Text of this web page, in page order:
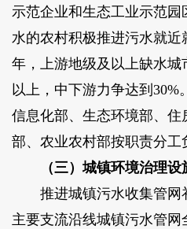
示范企业和生态工业示范
水的农村积极推进污水就近
年，上游地级及以上缺水城
以上，中下游力争达到30%
信息化部、生态环境部、住
部、农业农村部按职责分工
（三）城镇环境治理
推进城镇污水收集管网
主要支流沿线城镇污水管网